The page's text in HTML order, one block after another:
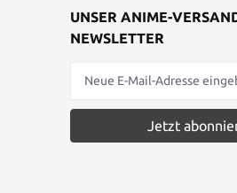
UNSER ANIME-
NEWSLETTER
Jetzt